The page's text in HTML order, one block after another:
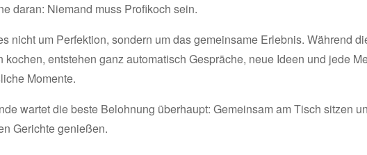
daran: Niemand muss Profikoch sein.
nicht um Perfektion, sondern um das gemeinsame Erlebnis. Während
kochen, entstehen ganz automatisch Gespräche, neue Ideen und jede
Momente.
wartet die beste Belohnung überhaupt: Gemeinsam am Tisch sitzen
Gerichte genießen.